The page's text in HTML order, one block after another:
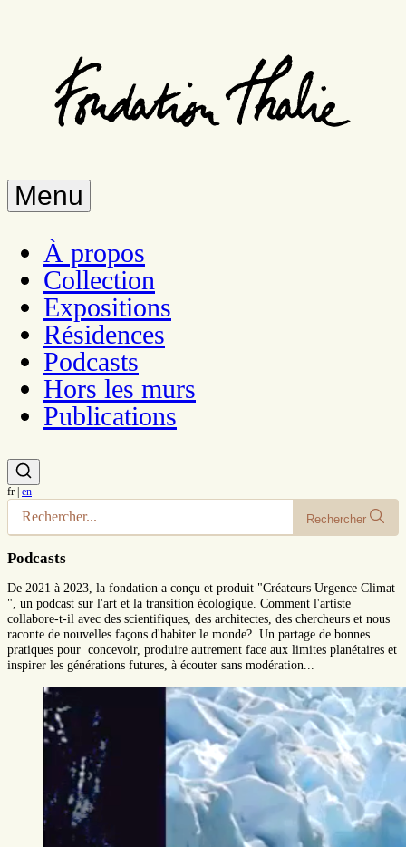
Menu
À propos
Collection
Expositions
Résidences
Podcasts
Hors les murs
Publications
fr | en
Rechercher
Podcasts
De 2021 à 2023, la fondation a conçu et produit "Créateurs Urgence Climat
", un podcast sur l'art et la transition écologique. Comment l'artiste
collabore-t-il avec des scientifiques, des architectes, des chercheurs et nous
raconte de nouvelles façons d'habiter le monde? Un partage de bonnes
pratiques pour concevoir, produire autrement face aux limites planétaires et
inspirer les générations futures, à écouter sans modération...